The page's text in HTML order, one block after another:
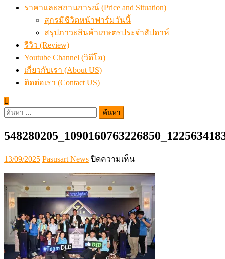
ราคาและสถานการณ์ (Price and Situation)
สุกรมีชีวิตหน้าฟาร์มวันนี้
สรุปภาวะสินค้าเกษตรประจำสัปดาห์
รีวิว (Review)
Youtube Channel (วิดีโอ)
เกี่ยวกับเรา (About US)
ติดต่อเรา (Contact US)
ค้นหา
Posted
on
13/09/2025 Author
Pasusart News ปิดความเห็นบน